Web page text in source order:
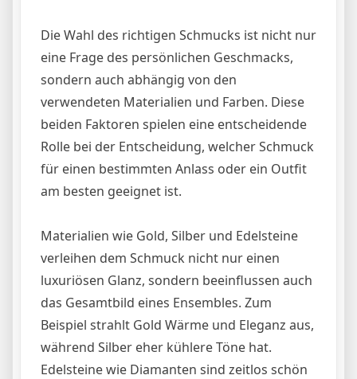
Die Wahl des richtigen Schmucks ist nicht nur
eine Frage des persönlichen Geschmacks,
sondern auch abhängig von den
verwendeten Materialien und Farben. Diese
beiden Faktoren spielen eine entscheidende
Rolle bei der Entscheidung, welcher Schmuck
für einen bestimmten Anlass oder ein Outfit
am besten geeignet ist.
Materialien wie Gold, Silber und Edelsteine
verleihen dem Schmuck nicht nur einen
luxuriösen Glanz, sondern beeinflussen auch
das Gesamtbild eines Ensembles. Zum
Beispiel strahlt Gold Wärme und Eleganz aus,
während Silber eher kühlere Töne hat.
Edelsteine wie Diamanten sind zeitlos schön